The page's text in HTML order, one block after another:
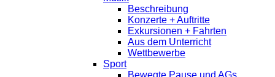
Beschreibung
Konzerte + Auftritte
Exkursionen + Fahrten
Aus dem Unterricht
Wettbewerbe
Sport